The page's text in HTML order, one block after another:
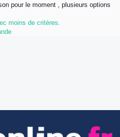
pour le moment , plusieurs options
moins de critères.